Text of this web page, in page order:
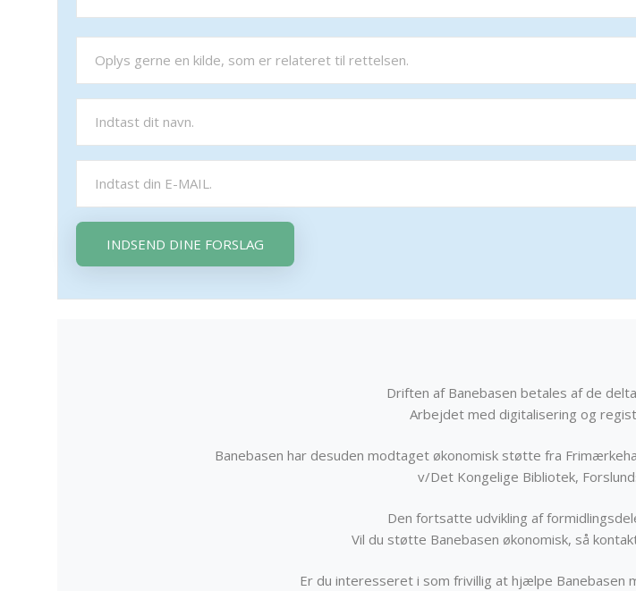
INDSEND DINE FORSLAG
Driften af Banebasen betales af de
Arbejdet med digitalisering og
Banebasen har desuden modtaget økonomisk støtte fra
v/Det Kongelige Bibliotek,
Den fortsatte udvikling af
Vil du støtte Banebasen økonomisk, så
Er du interesseret i som frivillig at hjælpe Banebasen